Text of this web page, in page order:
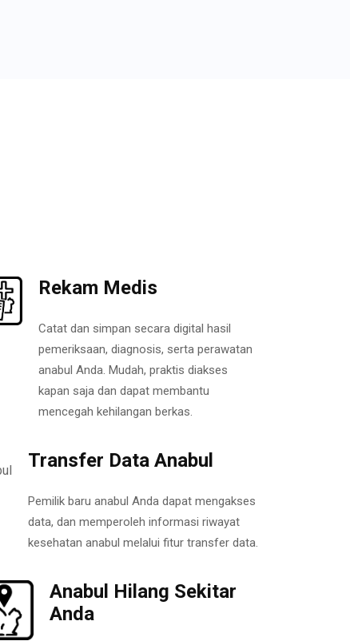
Rekam Medis
Catat dan simpan secara digital hasil
pemeriksaan, diagnosis, serta perawatan
anabul Anda. Mudah, praktis diakses
kapan saja dan dapat membantu
mencegah kehilangan berkas.
Transfer Data Anabul
Pemilik baru anabul Anda dapat mengakses
data, dan memperoleh informasi riwayat
kesehatan anabul melalui fitur transfer data.
Anabul Hilang Sekitar
Anda